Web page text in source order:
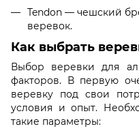
Tendon — чешский
веревок.
Как выбрать
Выбор веревки для
факторов. В первую
веревку под свои
условия и опыт.
такие параметры: